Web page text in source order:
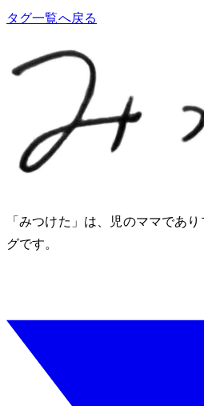
タグ一覧へ戻る
「みつけた」は、2児のママであ
グです。